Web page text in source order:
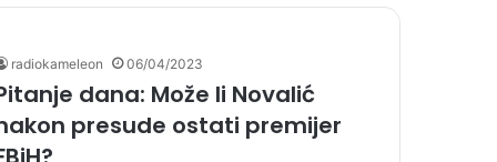
radiokameleon 06/04/2023
dana: Može li Novalić
presude ostati premijer